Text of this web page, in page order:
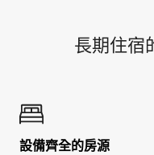
長期住宿
設備齊全的房源